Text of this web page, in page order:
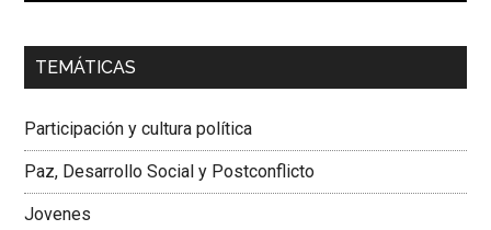
00:00 01:04
Dra. Carolina Corcho Mejía,Presidenta Corporación
Colombiana
TEMÁTICAS
Participación y cultura política
Paz, Desarrollo Social y Postconflicto
Jovenes